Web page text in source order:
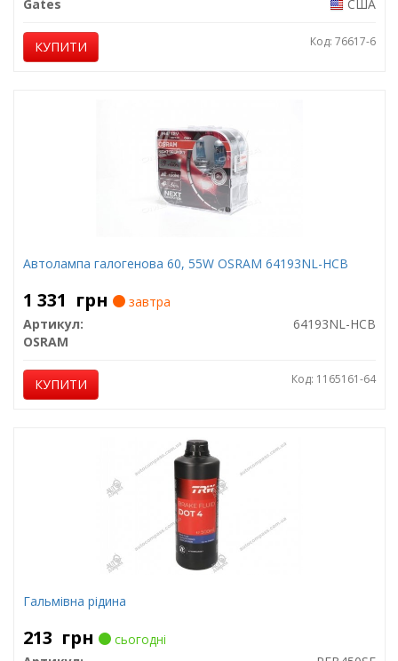
Gates
США
КУПИТИ Код: 76617-6
Автолампа галогенова 60, 55W OSRAM 64193NL-HCB
1 331 грн
завтра
Артикул:
64193NL-HCB
OSRAM
КУПИТИ Код: 1165161-64
Гальмівна рідина
213 грн
сьогодні